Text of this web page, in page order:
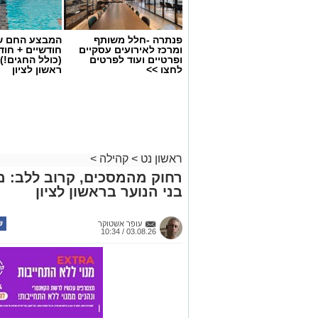
צילום: עיריית ראשון לציון
עיריית ראשון לציון מזמינה את תושבות
במדרחוב רוטשילד. מדי יום שני ייהנו
מתחמי משחק, מופעי ילדים והקרנת
שטח. בשעה 19:00 יעלה
עם דן גרודזינסקי ובשעה 20:00 יוקרן הסרט "מהיר ועכברי".
פנתרה -חלל משותף
ומרכז לאירועים עסקיים
ופרטיים ועוד לפרטים
לחצו >>
המבצע החם
חודשיים +
(כולל
ראשון לציון
ראשון נט > קהילה >
רחוק מהמסכים, קרוב ללב:
בני הנוער בראשון לציון
עופר אשטוקר
03.08.26 / 10:34